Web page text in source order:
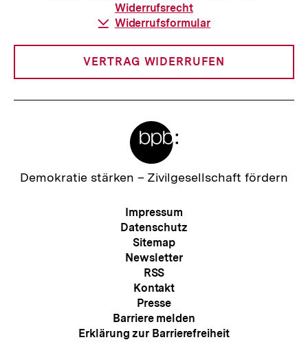
Widerrufsrecht
Download-
Widerrufsformular
VERTRAG WIDERRUFEN
Zur
Demokratie stärken – Zivilgesellschaft fördern
Meta-
Navigation
Impressum
Datenschutz
Sitemap
Newsletter
RSS
Kontakt
Presse
Barriere melden
Erklärung zur Barrierefreiheit